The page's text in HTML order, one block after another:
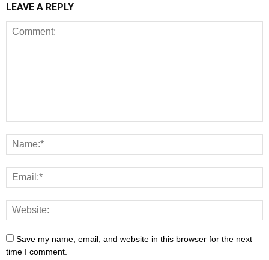
LEAVE A REPLY
Save my name, email, and website in this browser for the next
time I comment.